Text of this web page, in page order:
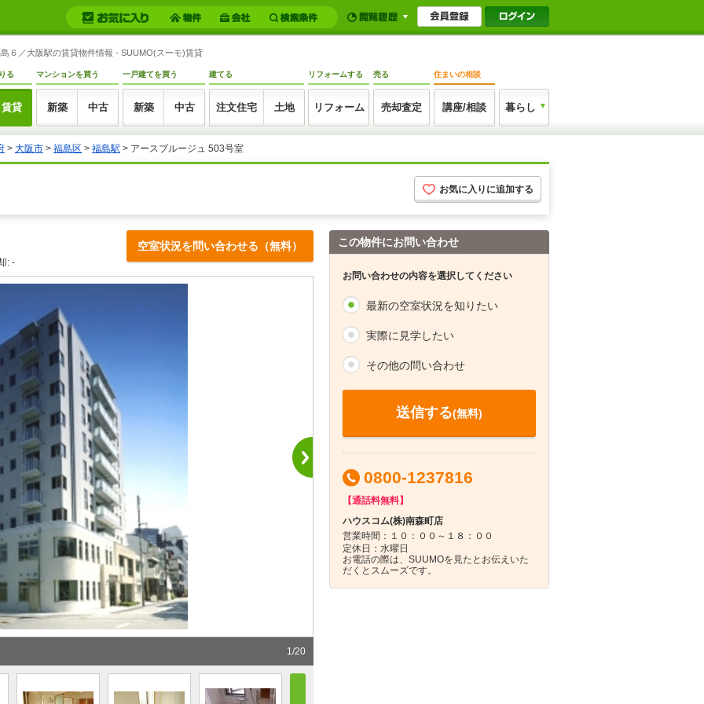
６／大阪駅の賃貸物件情報 - SUUMO(スーモ)賃貸
る
賃貸
マンションを買う
新築 中古
一戸建てを買う
新築 中古
建てる
注文住宅 土地
リフォームする
リフォーム
売る
売却査定
住まいの相談
講座/相談 暮らし
> 大阪市 > 福島区 > 福島駅 > アースブルージュ 503号室
お気に入りに追加する
: -
空室状況を問い合わせる（無料）
1/20
この物件にお問い合わせ
お問い合わせの内容を選択してください
最新の空室状況を知りたい
実際に見学したい
その他の問い合わせ
送信する(無料)
0800-1237816
【通話料無料】
ハウスコム(株)南森町店
営業時間：１０：００～１８：００
定休日：水曜日
お電話の際は、SUUMOを見たとお伝えいた
だくとスムーズです。